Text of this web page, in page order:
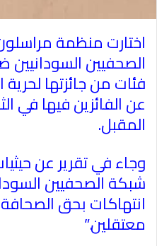
اختارت منظمة
فئات من جائزتها
عن الفائزين فيها في
المقبل.
وجاء في تقرير عن
شبكة الصحفيين
انتهاكات بحق
معتقلين”.